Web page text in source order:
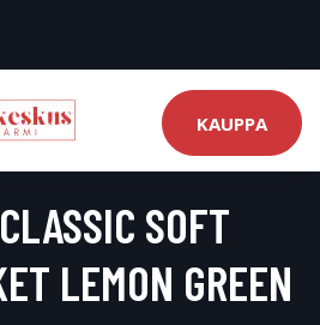
KAUPPA
SOFT
LEMON GREEN